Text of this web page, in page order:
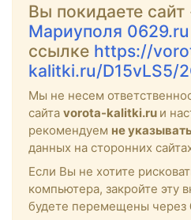
Вы покидаете сайт
Мариуполя 0629.ru
ссылке https://
kalitki.ru/D15vLS5/
Мы не несем
сайта vorota-kalitki.ru и
рекомендуем не указывать
данных на сторонних
Если Вы не хотите
компьютера, закройте эту
будете перемещены через